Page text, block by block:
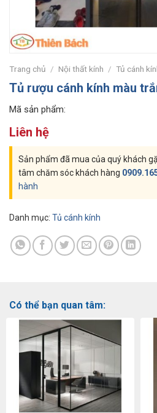
Trang chủ / Nội thất kính / Tủ cánh
Tủ rượu cánh kính màu
Mã sản phẩm:
Liên hệ
Sản phẩm đã mua của quý khách
tâm chăm sóc khách hàng
hành
Danh mục: Tủ cánh kính
Có thể bạn quan tâm: